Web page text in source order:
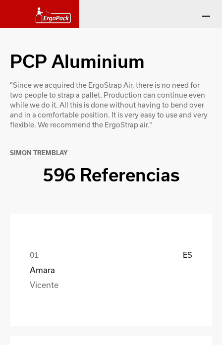
PCP Aluminium
"Since we acquired the ErgoStrap Air, there is no need for
two people to strap a pallet. Production can continue even
while we do it. All this is done without having to bend over
and in a comfortable position. It is very easy to use and very
flexible. We recommend the ErgoStrap air."
SIMON TREMBLAY
596 Referencias
ES
Amara
Vicente